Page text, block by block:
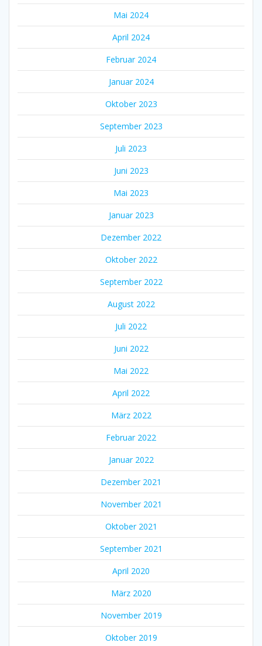
Mai 2024
April 2024
Februar 2024
Januar 2024
Oktober 2023
September 2023
Juli 2023
Juni 2023
Mai 2023
Januar 2023
Dezember 2022
Oktober 2022
September 2022
August 2022
Juli 2022
Juni 2022
Mai 2022
April 2022
März 2022
Februar 2022
Januar 2022
Dezember 2021
November 2021
Oktober 2021
September 2021
April 2020
März 2020
November 2019
Oktober 2019